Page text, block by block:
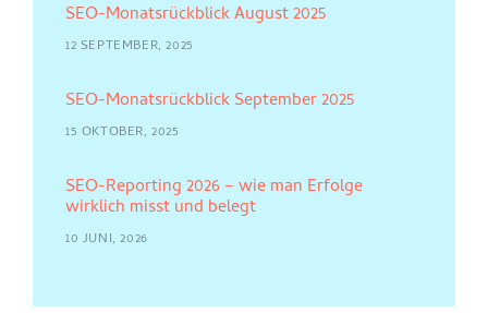
SEO-Monatsrückblick August 2025
12 SEPTEMBER, 2025
SEO-Monatsrückblick September 2025
15 OKTOBER, 2025
SEO-Reporting 2026 – wie man Erfolge
wirklich misst und belegt
10 JUNI, 2026